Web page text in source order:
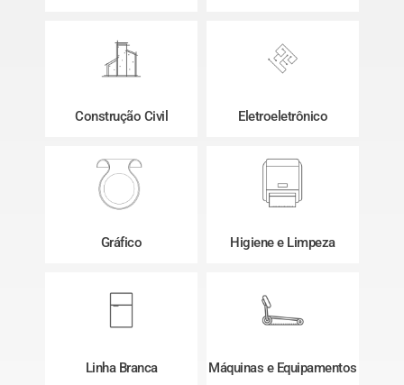
Construção Civil Eletroeletrônico
Gráfico Higiene e Limpeza
Linha Branca Máquinas e Equipamentos